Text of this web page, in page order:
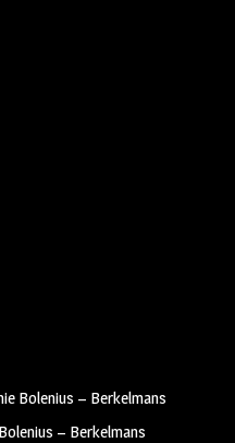
Bolenius – Berkelmans
– Berkelmans